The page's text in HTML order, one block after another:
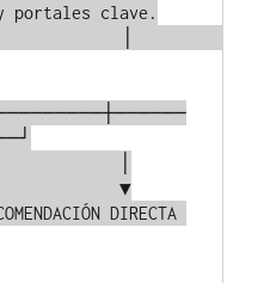
portales clave.
▼